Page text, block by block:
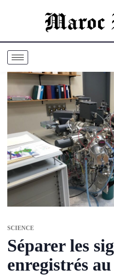
SCIENCE
Séparer les
enregistrés